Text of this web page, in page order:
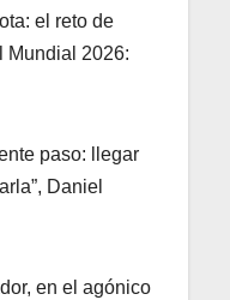
el reto de
Mundial 2026:
paso: llegar
Daniel
en el agónico